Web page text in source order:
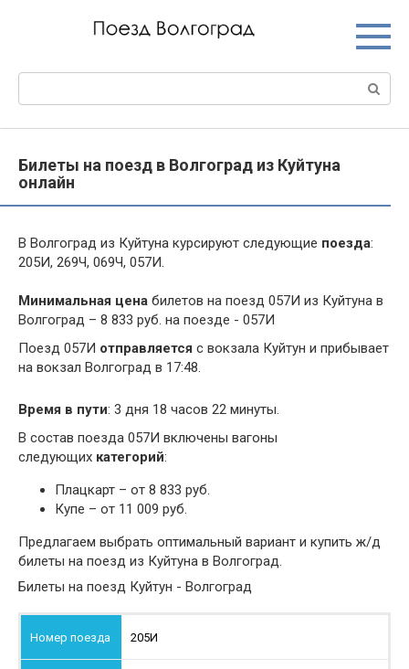
Билеты на поезд в Волгоград из Куйтуна
онлайн
В Волгоград из Куйтуна курсируют следующие поезда:
205И, 269Ч, 069Ч, 057И.
Минимальная цена билетов на поезд 057И из Куйтуна в
Волгоград – 8 833 руб. на поезде - 057И
Поезд 057И отправляется с вокзала Куйтун и прибывает
на вокзал Волгоград в 17:48.
Время в пути: 3 дня 18 часов 22 минуты.
В состав поезда 057И включены вагоны
следующих категорий:
Плацкарт – от 8 833 руб.
Купе – от 11 009 руб.
Предлагаем выбрать оптимальный вариант и купить ж/д
билеты на поезд из Куйтуна в Волгоград.
Билеты на поезд Куйтун - Волгоград
205И